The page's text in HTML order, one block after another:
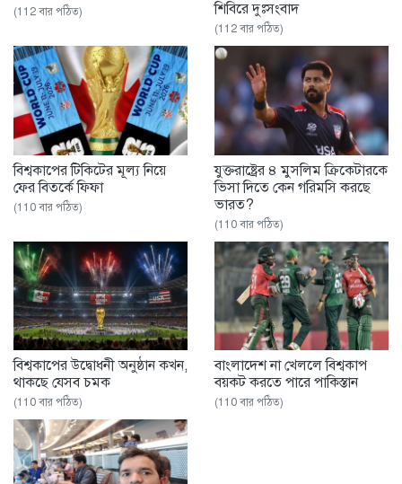
(112 বার পঠিত)
শিবিরে দুঃসংবাদ
(112 বার পঠিত)
বিশ্বকাপের টিকিটের মূল্য নিয়ে
ফের বিতর্কে ফিফা
(110 বার পঠিত)
যুক্তরাষ্ট্রের ৪ মুসলিম ক্রিকেটারকে
ভিসা দিতে কেন গরিমসি করছে
ভারত?
(110 বার পঠিত)
বিশ্বকাপের উদ্বোধনী অনুষ্ঠান কখন,
থাকছে যেসব চমক
(110 বার পঠিত)
বাংলাদেশ না খেললে বিশ্বকাপ
বয়কট করতে পারে পাকিস্তান
(110 বার পঠিত)